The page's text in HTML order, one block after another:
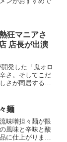
狂マニアさ
店長が出演
発した「鬼オロ
さ。そしてこだ
さが同居する…
)放送にて、ご紹
麺
味噌担々麺が限
風味と辛味と酸
に仕上がりまし